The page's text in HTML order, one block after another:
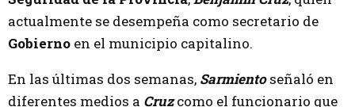
actualmente se desempeña como secretario de
Gobierno en el municipio capitalino.
En las últimas dos semanas, Sarmientoseñaló en
diferentes medios a Cruzcomo el funcionario que